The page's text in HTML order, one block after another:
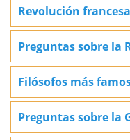
Revolución francesa
Preguntas sobre la
Filósofos más
Preguntas sobre la